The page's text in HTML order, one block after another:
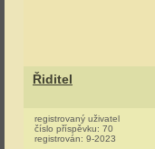
Řiditel
registrovaný uživatel
číslo příspěvku: 70
registrován: 9-2023